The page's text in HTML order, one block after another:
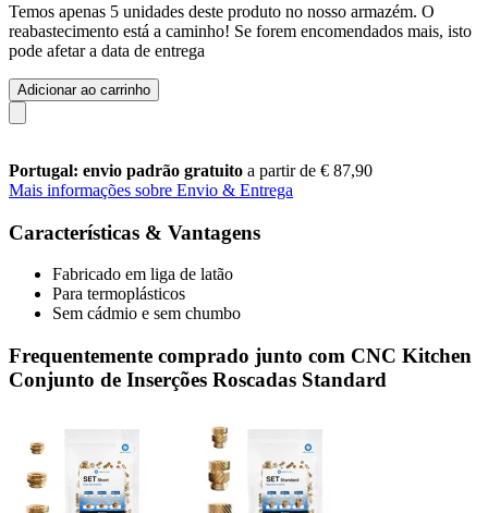
Temos apenas 5 unidades deste produto no nosso armazém. O
reabastecimento está a caminho! Se forem encomendados mais, isto
pode afetar a data de entrega
Adicionar ao carrinho
Portugal: envio padrão gratuito a partir de € 87,90
Mais informações sobre Envio & Entrega
Características & Vantagens
Fabricado em liga de latão
Para termoplásticos
Sem cádmio e sem chumbo
Frequentemente comprado junto com CNC Kitchen
Conjunto de Inserções Roscadas Standard